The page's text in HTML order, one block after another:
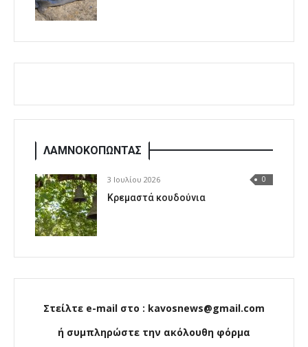
ΛΑΜΝΟΚΟΠΩΝΤΑΣ
3 Ιουλίου 2026 0
Κρεμαστά κουδούνια
Στείλτε e-mail στο : kavosnews@gmail.com
ή συμπληρώστε την ακόλουθη φόρμα